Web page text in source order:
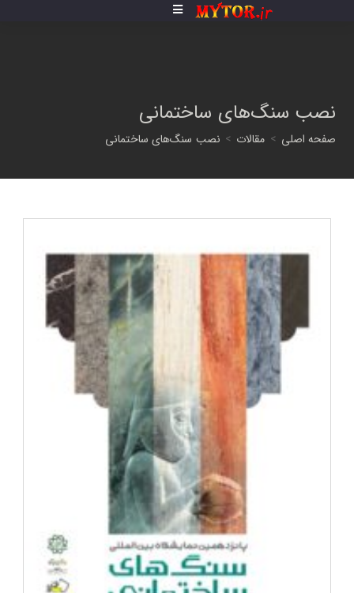
نصب سنگ‌های ساختمانی
صفحه اصلی > مقالات > نصب سنگ‌های ساختمانی